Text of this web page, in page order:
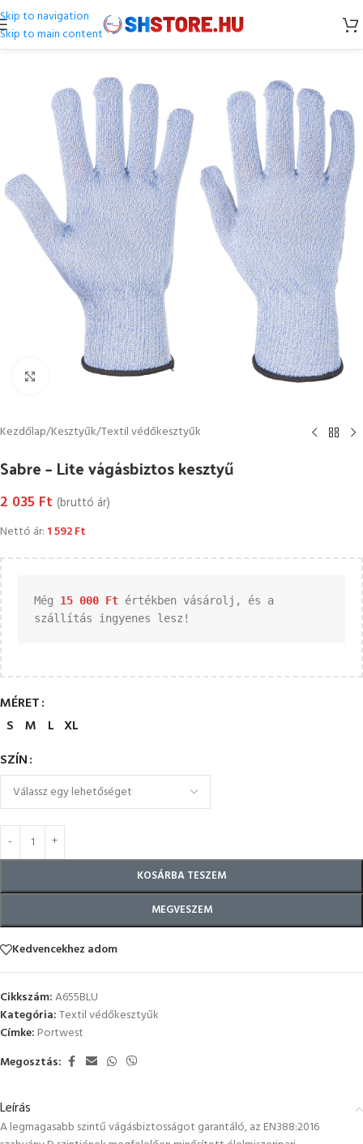
Skip to navigation
Skip to main content
Kattintson a nagyításhoz
Kezdőlap/Kesztyűk/Textil védőkesztyűk
Sabre – Lite vágásbiztos kesztyű
2 035 Ft (bruttó ár)
Nettó ár: 1 592Ft
Még 15 000 Ft értékben vásárolj, és a
szállítás ingyenes lesz!
MÉRET
S M L XL
SZÍN
KOSÁRBA TESZEM
MEGVESZEM
Kedvencekhez adom
Cikkszám:A655BLU
Kategória:Textil védőkesztyűk
Címke: Portwest
Megosztás:
Leírás
A legmagasabb szintű vágásbiztosságot garantáló, az EN388:2016